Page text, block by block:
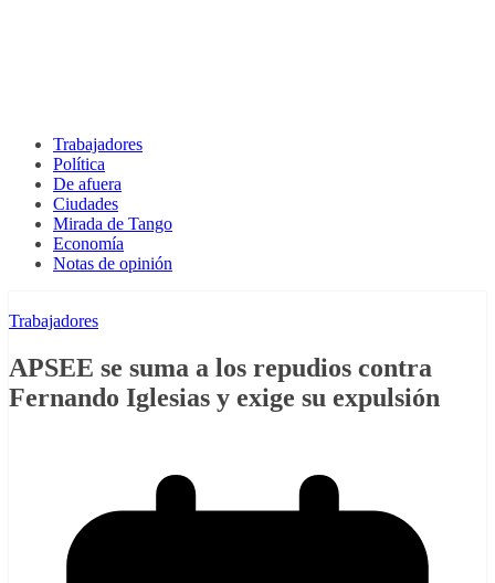
Trabajadores
Política
De afuera
Ciudades
Mirada de Tango
Economía
Notas de opinión
Trabajadores
APSEE se suma a los repudios contra
Fernando Iglesias y exige su expulsión